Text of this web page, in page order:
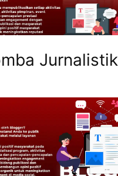
Jurnalistik